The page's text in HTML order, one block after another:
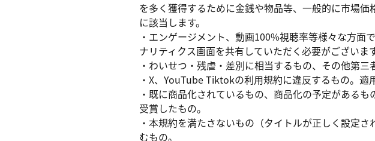
を多く獲得するために金銭や物品等、一般的に市場
に該当します。
・エンゲージメント、動画100%視聴率等様々な方面
ナリティクス画面を共有していただく必要がございます
・わいせつ・残虐・差別に相当するもの、その他第三
・X、YouTube Tiktokの利用規約に違反するもの。適
・既に商品化されているもの、商品化の予定がある
受賞したもの。
・本規約を満たさないもの（タイトルが正しく設定
むもの。